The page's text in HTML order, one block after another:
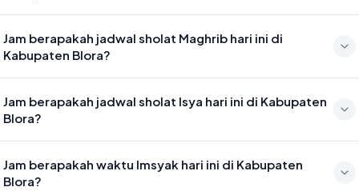
Jam berapakah jadwal sholat Maghrib hari ini di
Kabupaten Blora?
Jam berapakah jadwal sholat Isya hari ini di Kabupaten
Blora?
Jam berapakah waktu Imsyak hari ini di Kabupaten
Blora?